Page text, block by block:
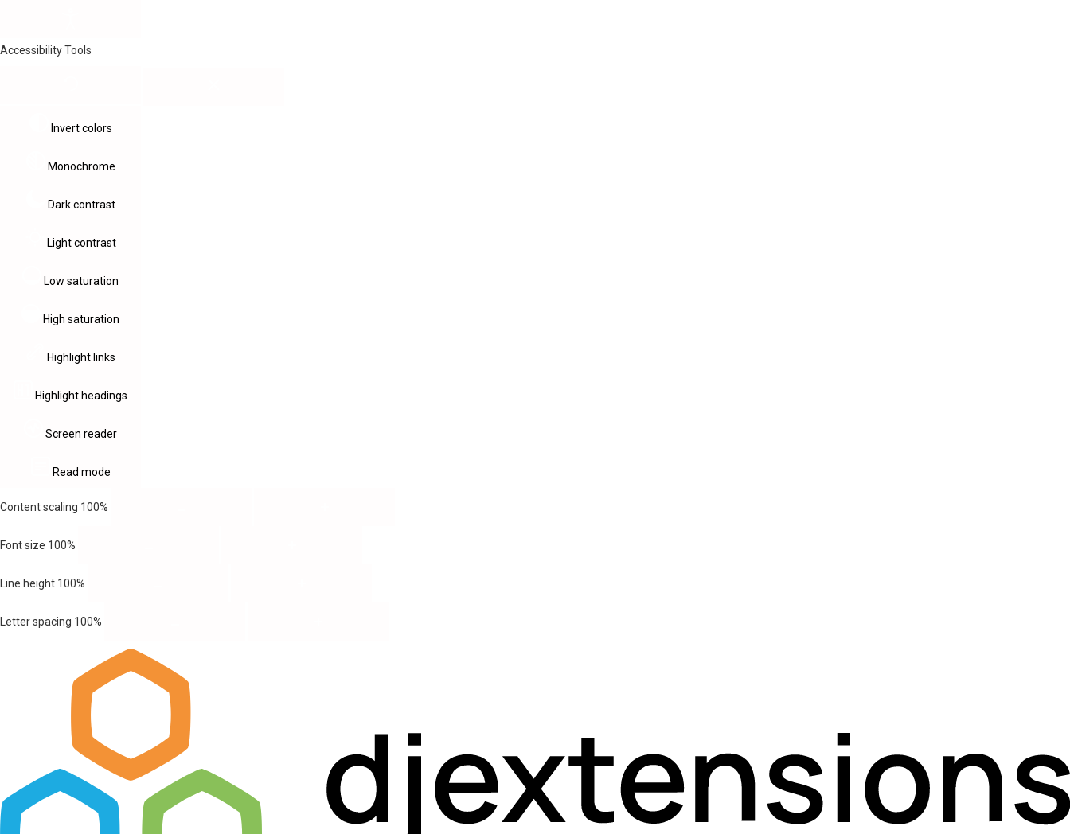
Accessibility Tools
Invert colors
Monochrome
Dark contrast
Light contrast
Low saturation
High saturation
Highlight links
Highlight headings
Screen reader
Read mode
Content scaling 100%
Font size 100%
Line height 100%
Letter spacing 100%